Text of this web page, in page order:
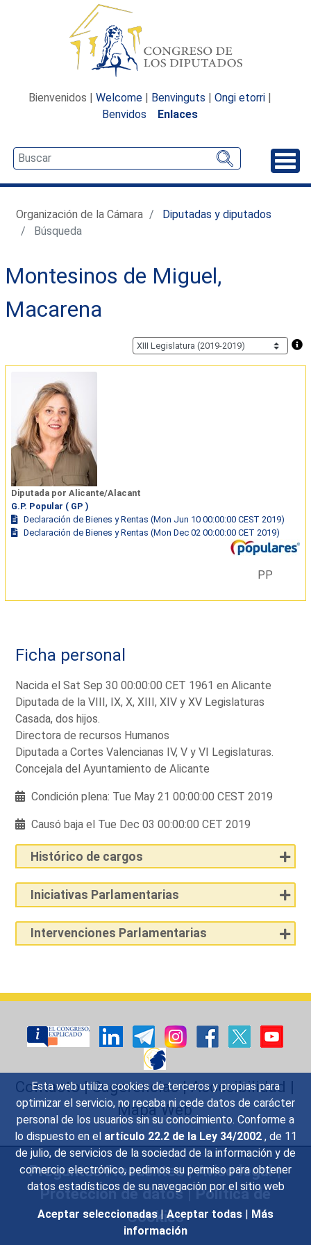
Esta web utiliza cookies de terceros y propias para
optimizar el servicio, no recaba ni cede datos de carácter
personal de los usuarios sin su conocimiento. Conforme a
lo dispuesto en el artículo 22.2 de la Ley 34/2002 , de 11
de julio, de servicios de la sociedad de la información y de
comercio electrónico, pedimos su permiso para obtener
datos estadísticos de su navegación por el sitio web
Aceptar seleccionadas | Aceptar todas | Más
información
Bienvenidos | Welcome | Benvinguts | Ongi etorri |
Benvidos
Enlaces
Organización de la Cámara
Diputadas y diputados
Búsqueda
Montesinos de Miguel,
Macarena
Diputada por Alicante/Alacant
G.P. Popular ( GP )
Declaración de Bienes y Rentas (Mon Jun 10 00:00:00 CEST 2019)
Declaración de Bienes y Rentas (Mon Dec 02 00:00:00 CET 2019)
PP
Ficha personal
Nacida el Sat Sep 30 00:00:00 CET 1961 en Alicante
Diputada de la VIII, IX, X, XIII, XIV y XV Legislaturas
Casada, dos hijos.
Directora de recursos Humanos
Diputada a Cortes Valencianas IV, V y VI Legislaturas.
Concejala del Ayuntamiento de Alicante
Condición plena: Tue May 21 00:00:00 CEST 2019
Causó baja el Tue Dec 03 00:00:00 CET 2019
Histórico de cargos
Iniciativas Parlamentarias
Intervenciones Parlamentarias
Contacto|Sugerencias|Accesibilidad |
Mapa Web
Preguntas Frecuentes|Aviso legal|
Protección de datos|Política de
Cookies